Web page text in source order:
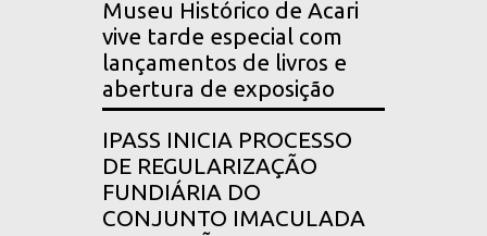
Museu Histórico de Acari
vive tarde especial com
lançamentos de livros e
abertura de exposição
IPASS INICIA PROCESSO
DE REGULARIZAÇÃO
FUNDIÁRIA DO
CONJUNTO IMACULADA